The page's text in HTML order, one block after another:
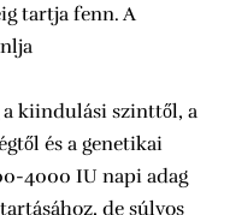
tartja fenn. A
kiindulási szinttől, a
és a genetikai
4000 IU napi adag
de súlyos